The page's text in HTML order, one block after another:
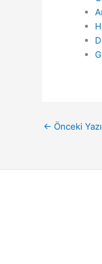
← Önceki Yazı